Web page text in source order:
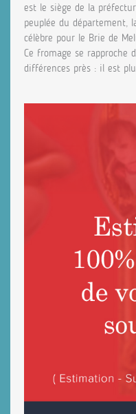
est le siège de la
peuplée du département,
célèbre pour le Brie de
Ce fromage se rapproche
différences près : il est